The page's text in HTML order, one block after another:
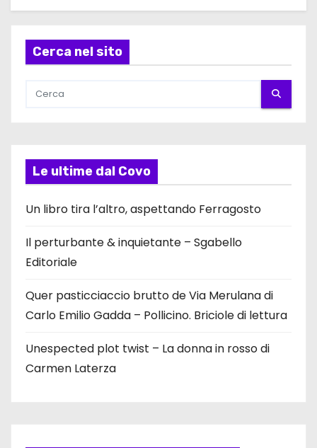
Cerca nel sito
Le ultime dal Covo
Un libro tira l’altro, aspettando Ferragosto
Il perturbante & inquietante – Sgabello
Editoriale
Quer pasticciaccio brutto de Via Merulana di
Carlo Emilio Gadda – Pollicino. Briciole di lettura
Unespected plot twist – La donna in rosso di
Carmen Laterza